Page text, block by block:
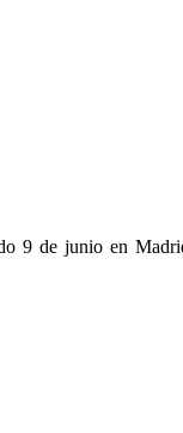
9 de junio en